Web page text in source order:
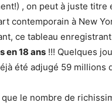
, on peut à juste titre
contemporain à New
ce tableau enregistrant
en 18 ans !!! Quelques
été adjugé 59 millions
le nombre de